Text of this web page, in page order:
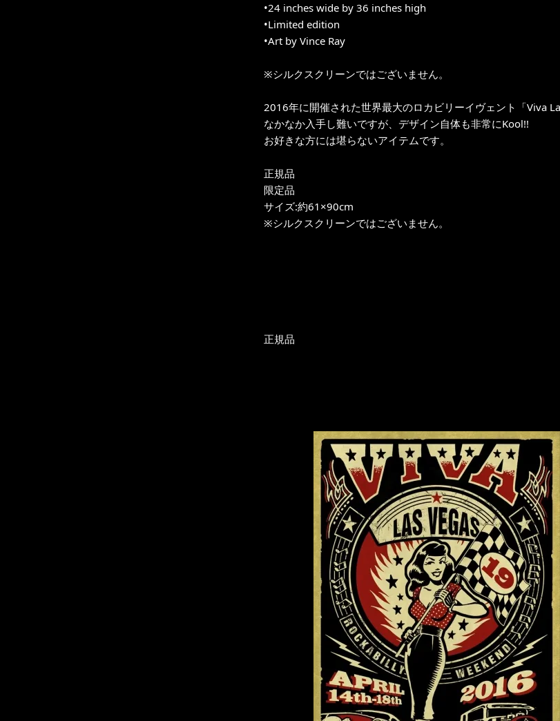
•24 inches wide by 36 inches high
•Limited edition
•Art by Vince Ray
※シルクスクリーンではございません。
2016年に開催された世界最大のロカビリーイヴェント「Viva
なかなか入手し難いですが、デザイン自体も非常にKool!!
お好きな方には堪らないアイテムです。
正規品
限定品
サイズ:約61×90cm
※シルクスクリーンではございません。
正規品